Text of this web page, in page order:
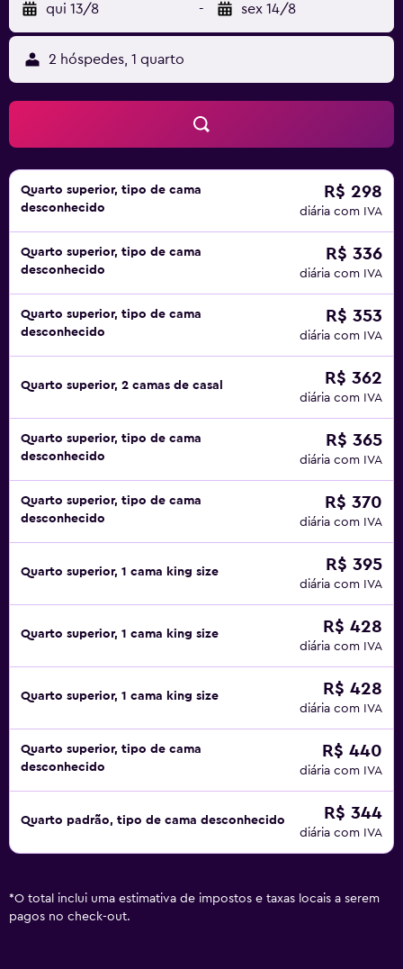
fornecido diariamente. As atividades recreativas listadas
abaixo estão disponíveis na propriedade ou perto dele, e
poderá haver cobrança de taxa.
qui 13/8 - sex 14/8
2 hóspedes, 1 quarto
Quarto superior, tipo de cama
desconhecido
R$ 298
diária com IVA
Quarto superior, tipo de cama
desconhecido
R$ 336
diária com IVA
Quarto superior, tipo de cama
desconhecido
R$ 353
diária com IVA
Quarto superior, 2 camas de casal R$ 362
diária com IVA
Quarto superior, tipo de cama
desconhecido
R$ 365
diária com IVA
Quarto superior, tipo de cama
desconhecido
R$ 370
diária com IVA
Quarto superior, 1 cama king size R$ 395
diária com IVA
Quarto superior, 1 cama king size R$ 428
diária com IVA
Quarto superior, 1 cama king size R$ 428
diária com IVA
Quarto superior, tipo de cama
desconhecido
R$ 440
diária com IVA
Quarto padrão, tipo de cama desconhecido R$ 344
diária com IVA
*O total inclui uma estimativa de impostos e taxas locais a serem
pagos no check-out.